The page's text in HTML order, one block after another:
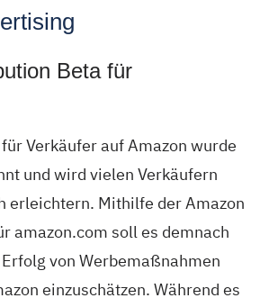
Beta für
für Verkäufer auf Amazon wurde
und wird vielen Verkäufern
erleichtern. Mithilfe der Amazon
amazon.com soll es demnach
von Werbemaßnahmen
einzuschätzen. Während es